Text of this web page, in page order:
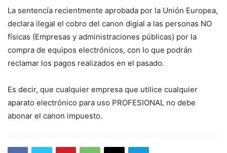
La sentencía recientmente aprobada por la Unión Europea,
declara ilegal el cobro del canon digial a las personas NO
físicas (Empresas y administraciones públicas) por la
compra de equipos electrónicos, con lo que podrán
reclamar los pagos realizados en el pasado.
Es decir, que cualquier empresa que utilice cualquier
aparato electrónico para uso PROFESIONAL no debe
abonar el canon impuesto.